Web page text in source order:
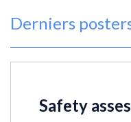
Derniers
Safety